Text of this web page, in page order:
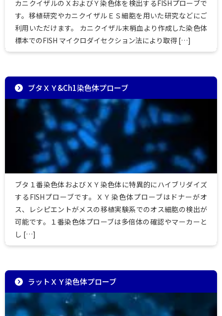
カニクイザルのＸおよびＹ染色体を検出するFISHプローブで
す。移植研究やカニクイザルＥＳ細胞を用いた研究などにご
利用いただけます。 カニクイザル末梢血より作成した染色体
標本でのFISH マイクロダイセクション法により取得 […]
ブタＸＹ&Ch1染色体プローブ
ブタ１番染色体およびＸＹ染色体に特異的にハイブリダイズ
するFISHプローブです。ＸＹ染色体プローブはドナーがオ
ス、レシピエントがメスの移植実験系でのオス細胞の検出が
可能です。１番染色体プローブは多倍体の確認やマーカーと
し […]
ラットＸＹ染色体プローブ